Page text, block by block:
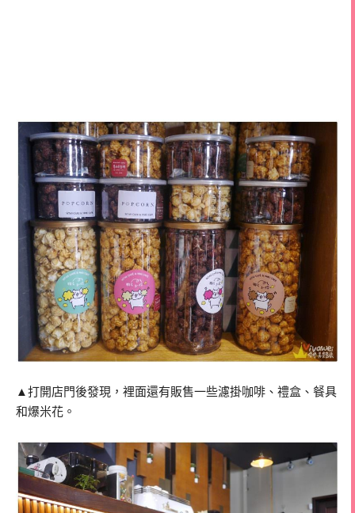
▲打開店門後發現，裡面還有販售一些濾掛咖啡、禮盒、餐具
和爆米花。